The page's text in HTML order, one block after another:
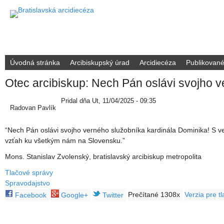
r
a
t
i
s
l
a
H
O
N
E
U
Úvodná stránka Arcibiskupský úrad Arcidiecéza Publikované
Otec arcibiskup: Nech Pán oslávi svojho
Pridal
Radovan Pavlík
dňa Ut, 11/04/2025 - 09:35
“Nech Pán oslávi svojho verného služobníka kardinála Dominika!
vzťah ku všetkým nám na Slovensku.”
Mons. Stanislav Zvolenský, bratislavský arcibiskup metropolita
Tlačové správy
Spravodajstvo
Facebook
Google+ Twitter Prečítané 1308x Verzia pre